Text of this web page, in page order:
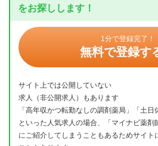
をお探しします！
1分で登録完了！
無料で登録す
サイト上では公開していない
求人（非公開求人）もあります
「高年収かつ転勤なしの調剤薬局」「土日
といった人気求人の場合、「マイナビ薬剤
にご紹介してしまうこともあるためサイ